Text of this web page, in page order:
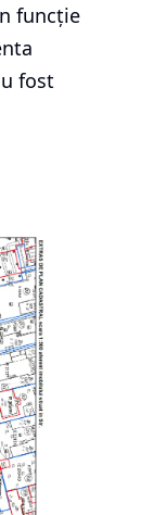
funcție
fost